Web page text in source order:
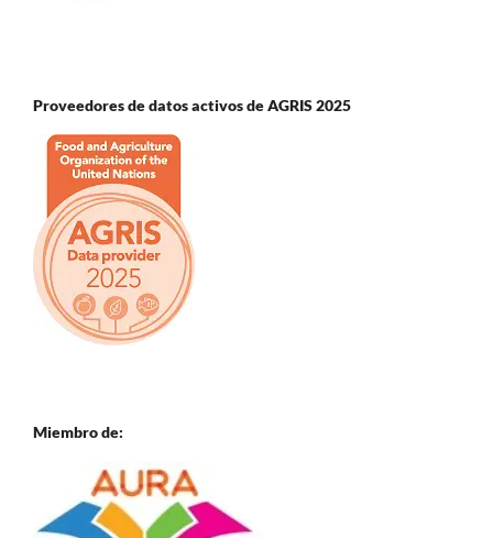
Proveedores de datos activos de AGRIS 2025
Miembro de: